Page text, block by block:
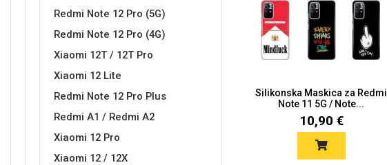
Redmi Note 12 Pro (5G)
Redmi Note 12 Pro (4G)
Xiaomi 12T / 12T Pro
Xiaomi 12 Lite
Redmi Note 12 Pro Plus
Redmi A1 / Redmi A2
Xiaomi 12 Pro
Xiaomi 12 / 12X
Silikonska Maskica za Redmi
Note 11 5G / Note...
10,90 €
Za njega